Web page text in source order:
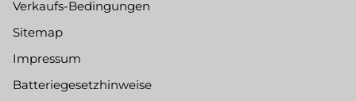
Verkaufs-Bedingungen
Sitemap
Impressum
Batteriegesetzhinweise